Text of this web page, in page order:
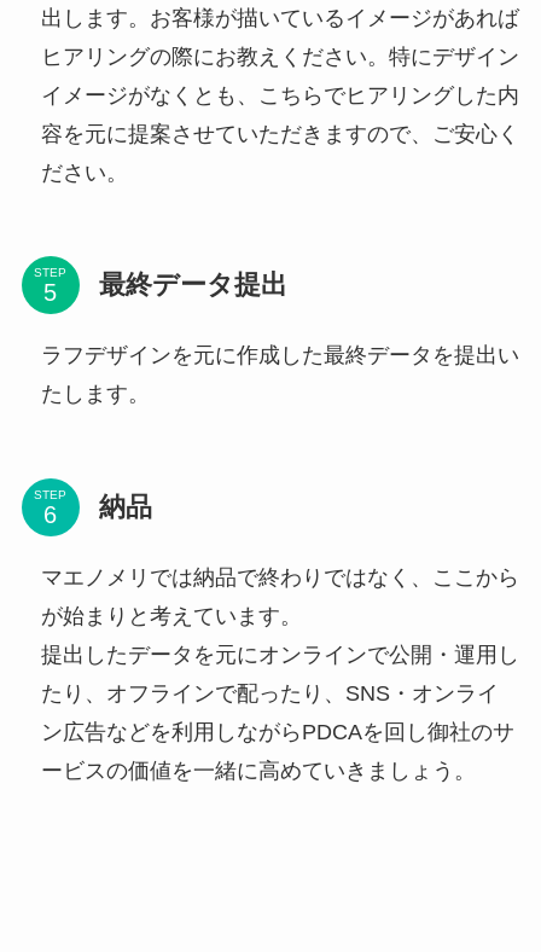
出します。お客様が描いているイメージがあれば
ヒアリングの際にお教えください。特にデザイン
イメージがなくとも、こちらでヒアリングした内
容を元に提案させていただきますので、ご安心く
ださい。
STEP 最終データ提出
ラフデザインを元に作成した最終データを提出い
たします。
STEP 納品
マエノメリでは納品で終わりではなく、ここから
が始まりと考えています。
提出したデータを元にオンラインで公開・運用し
たり、オフラインで配ったり、SNS・オンライ
ン広告などを利用しながらPDCAを回し御社のサ
ービスの価値を一緒に高めていきましょう。